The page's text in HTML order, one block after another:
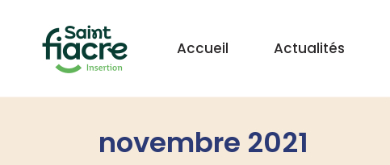
Accueil Actualités
novembre 2021